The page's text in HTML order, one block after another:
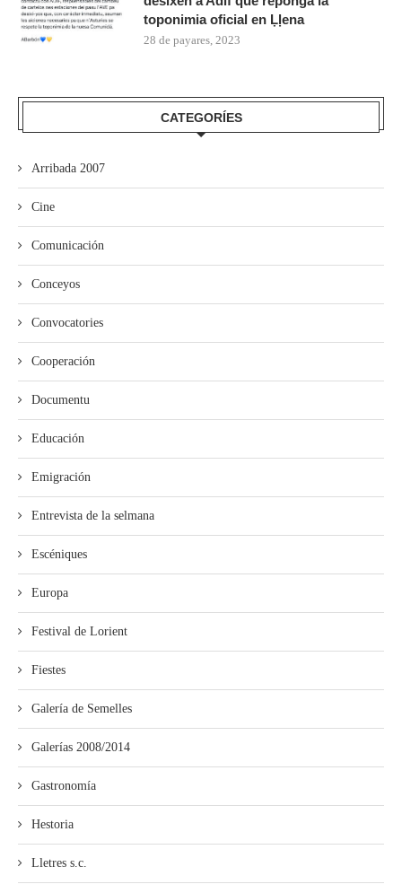
toponimia oficial en Ḷḷena
28 de payares, 2023
CATEGORÍES
Arribada 2007
Cine
Comunicación
Conceyos
Convocatories
Cooperación
Documentu
Educación
Emigración
Entrevista de la selmana
Escéniques
Europa
Festival de Lorient
Fiestes
Galería de Semelles
Galerías 2008/2014
Gastronomía
Hestoria
Lletres s.c.